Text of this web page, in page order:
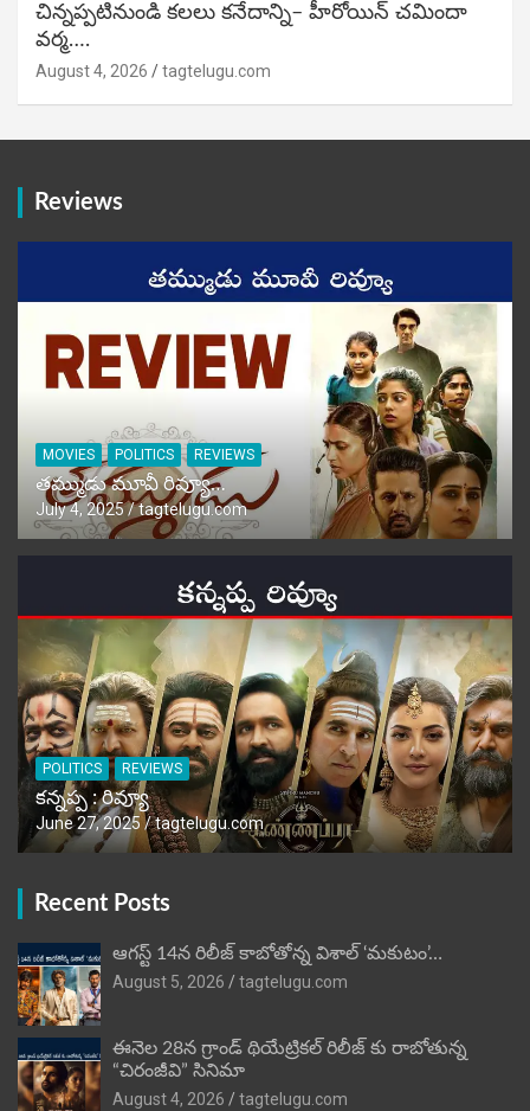
చిన్నప్పటినుండి కలలు కనేదాన్ని– హీరోయిన్‌ చమిందా
వర్మ….
August 4, 2026 tagtelugu.com
Reviews
MOVIES POLITICS REVIEWS
తమ్ముడు మూవీ రివ్యూ…
July 4, 2025 tagtelugu.com
POLITICS REVIEWS
కన్నప్ప : రివ్యూ
June 27, 2025 tagtelugu.com
Recent Posts
ఆగస్ట్ 14న రిలీజ్ కాబోతోన్న విశాల్ ‘మకుటం’…
August 5, 2026
tagtelugu.com
ఈనెల 28న గ్రాండ్ థియేట్రికల్ రిలీజ్ కు రాబోతున్న
“చిరంజీవి” సినిమా
August 4, 2026
tagtelugu.com